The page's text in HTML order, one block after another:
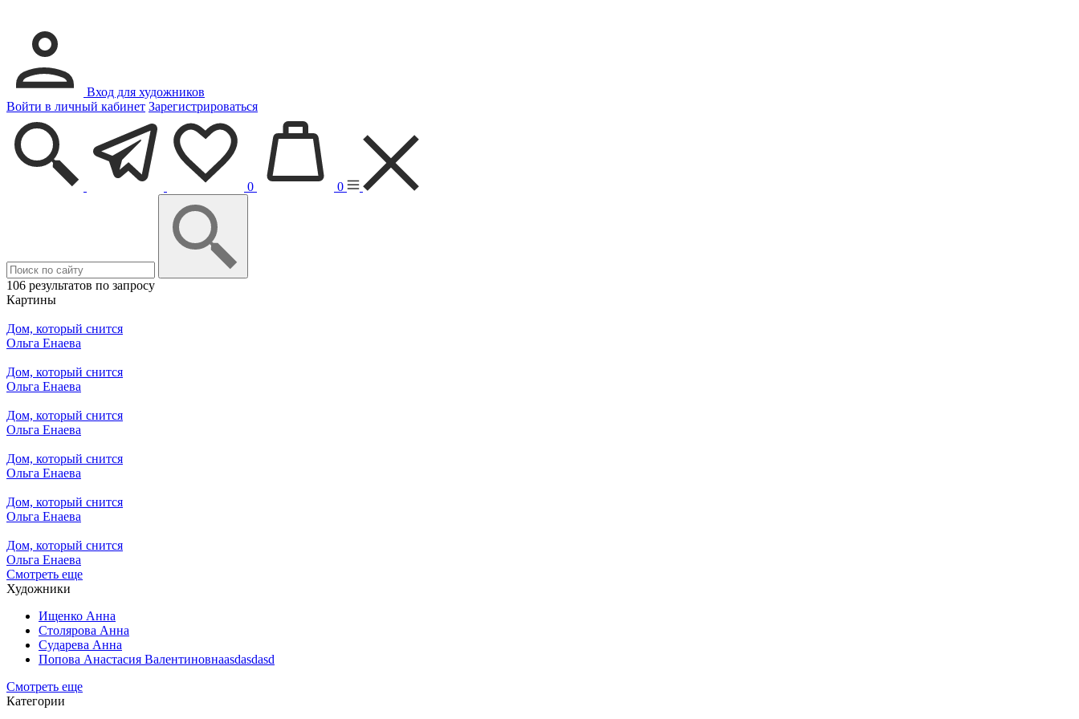
Вход для художников
Войти в личный кабинет Зарегистрироваться
0 0
106 результатов по запросу
Картины
Дом, который снится
Ольга Енаева
Дом, который снится
Ольга Енаева
Дом, который снится
Ольга Енаева
Дом, который снится
Ольга Енаева
Дом, который снится
Ольга Енаева
Дом, который снится
Ольга Енаева
Смотреть еще
Художники
Ищенко Анна
Столярова Анна
Сударева Анна
Попова Анастасия Валентиновнаasdasdasd
Смотреть еще
Категории